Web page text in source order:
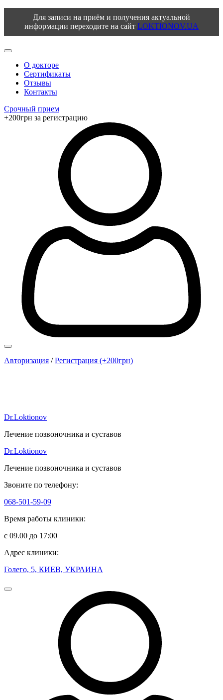
Для записи на приём и получения актуальной
информации переходите на сайт LOKTIONOV.UA
О докторе
Сертификаты
Отзывы
Контакты
Срочный прием
+200грн за регистрацию
Авторизация /Регистрация (+200грн)
Dr.Loktionov
Лечение позвоночника и суставов
Dr.Loktionov
Лечение позвоночника и суставов
Звоните по телефону:
068-501-59-09
Время работы клиники:
с 09.00 до 17:00
Адрес клиники:
Голего, 5, КИЕВ, УКРАИНА